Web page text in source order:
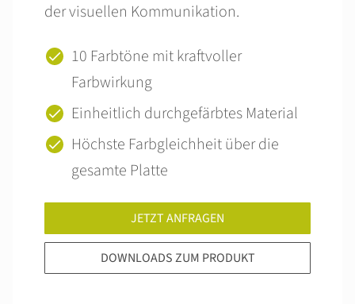
der visuellen Kommunikation.
10 Farbtöne mit kraftvoller
Farbwirkung
Einheitlich durchgefärbtes Material
Höchste Farbgleichheit über die
gesamte Platte
JETZT ANFRAGEN
DOWNLOADS ZUM PRODUKT